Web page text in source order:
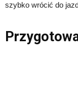
szybko wrócić do